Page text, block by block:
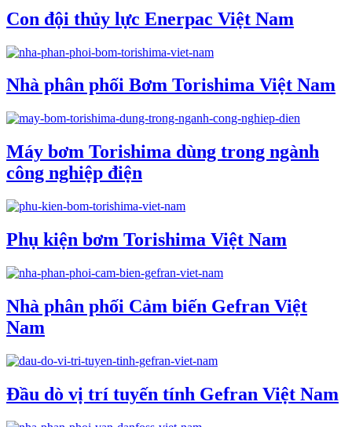
Con đội thủy lực Enerpac Việt Nam
Nhà phân phối Bơm Torishima Việt Nam
Máy bơm Torishima dùng trong ngành
công nghiệp điện
Phụ kiện bơm Torishima Việt Nam
Nhà phân phối Cảm biến Gefran Việt
Nam
Đầu dò vị trí tuyến tính Gefran Việt Nam